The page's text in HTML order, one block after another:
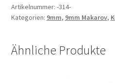
Artikelnummer: -314-
Kategorien: 9mm, 9mm Makarov,
Ähnliche Produkte